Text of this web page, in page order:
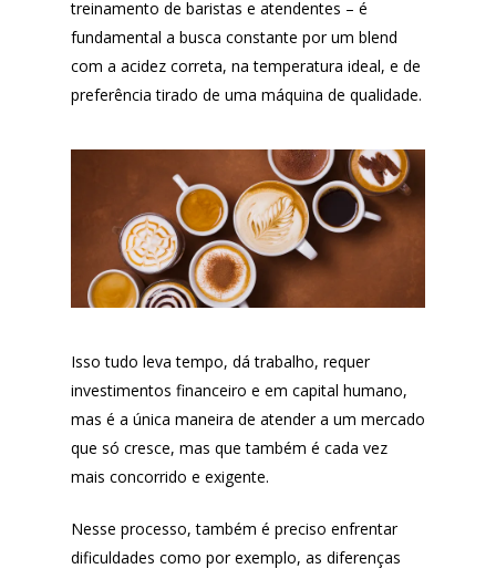
treinamento de baristas e atendentes – é
fundamental a busca constante por um blend
com a acidez correta, na temperatura ideal, e de
preferência tirado de uma máquina de qualidade.
Isso tudo leva tempo, dá trabalho, requer
investimentos financeiro e em capital humano,
mas é a única maneira de atender a um mercado
que só cresce, mas que também é cada vez
mais concorrido e exigente.
Nesse processo, também é preciso enfrentar
dificuldades como por exemplo, as diferenças